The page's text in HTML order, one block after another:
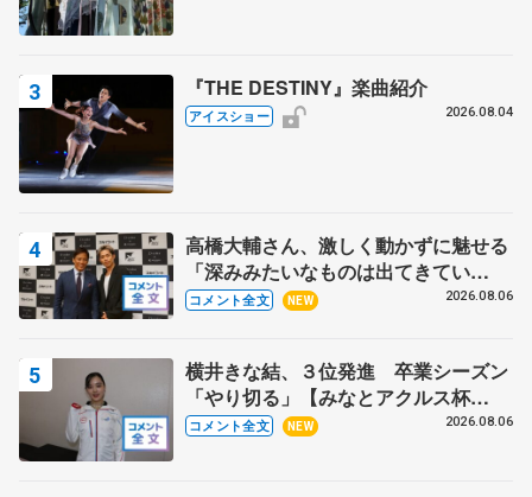
『THE DESTINY』楽曲紹介
アイスショー 2026.08.04
高橋大輔さん、激しく動かずに魅せる
「深みみたいなものは出てきてい
る？」 〝兄さん〟と慕うレジェンド
コメント全文 NEW 2026.08.06
横井きな結、３位発進 卒業シーズン
「やり切る」【みなとアクルス杯
SP】
コメント全文 NEW 2026.08.06